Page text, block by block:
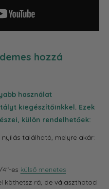
hozzá
használat
kiegészítőinkkel. Ezek
külön rendelhetőek:
található, melyre akár:
es külső menetes
köthetsz rá, de választhatod